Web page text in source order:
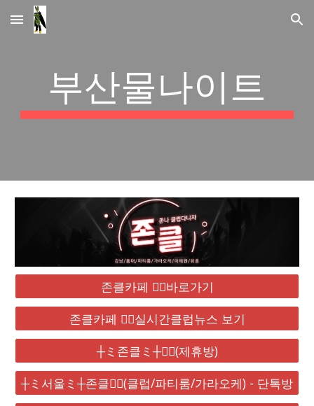
Skip to main content Skip to navigation
부산물나이트
존클카페 ❤️‍🔥바로가기
존클카페 ❤️‍🔥실시간클럽뉴스 보기
┼ミ존클ミ┼❤️‍🔥(제휴방)
┼ミ서울ミ┼존클❤️‍🔥(클럽/파티룸/가라오케) - 단톡방